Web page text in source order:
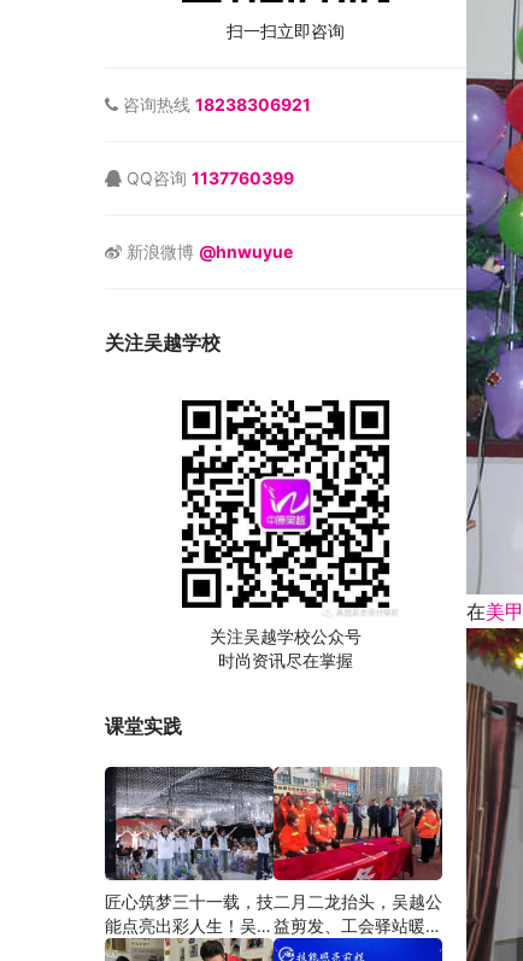
在美甲
扫一扫立即咨询
咨询热线 18238306921
QQ咨询 1137760399
新浪微博 @hnwuyue
关注吴越学校
关注吴越学校公众号
时尚资讯尽在掌握
课堂实践
匠心筑梦三十一载，技
能点亮出彩人生！吴越
学校2026年学员学习
二月二龙抬头，吴越公
益剪发、工会驿站暖人
心——义务剪发情暖户